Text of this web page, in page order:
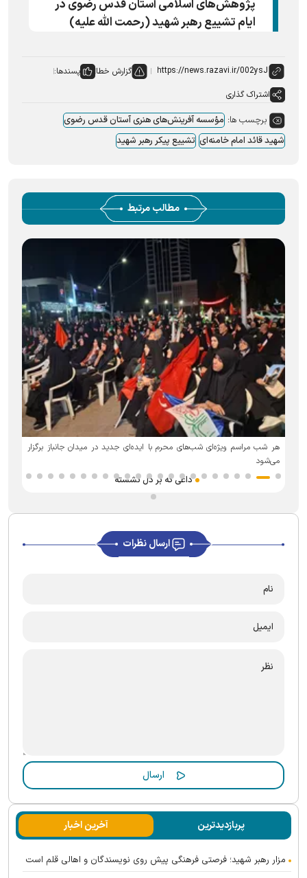
پژوهش‌های اسلامی آستان قدس رضوی در
ایام تشییع رهبر شهید (رحمت الله علیه)
گزارش خطا
پسندها:
اشتراک گذاری
برچسب ها: مؤسسه آفرینش‌های هنری آستان قدس رضوی
شهید قائد امام خامنه‌ای تشییع پیکر رهبر شهید
مطالب مرتبط
هر شب مراسم ویژه‌ای شب‌های محرم با ایده‌ای جدید در میدان جانباز برگزار
می‌شود
داغی که بر دل نشسته
ارسال نظرات
پربازدیدترین آخرین اخبار
مزار رهبر شهید؛ فرصتی فرهنگی پیش روی نویسندگان و اهالی قلم است